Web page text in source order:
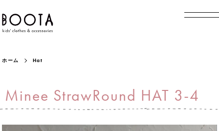
ホーム Hat
Minee StrawRound HAT 3-4